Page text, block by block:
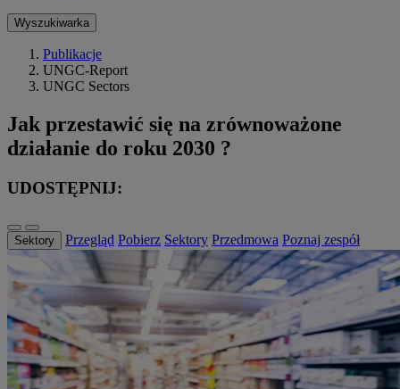
Wyszukiwarka
Publikacje
UNGC-Report
UNGC Sectors
Jak przestawić się na zrównoważone
działanie do roku 2030 ?
UDOSTĘPNIJ:
Sektory Przegląd Pobierz Sektory Przedmowa Poznaj zespół